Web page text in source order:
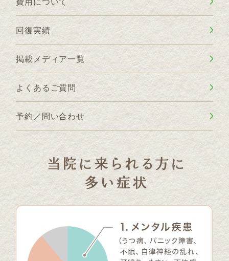
回復実績
掲載メディア一覧
よくあるご質問
予約／問い合わせ